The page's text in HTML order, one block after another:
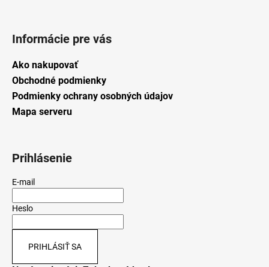
Informácie pre vás
Ako nakupovať
Obchodné podmienky
Podmienky ochrany osobných údajov
Mapa serveru
Prihlásenie
E-mail
Heslo
PRIHLÁSIŤ SA